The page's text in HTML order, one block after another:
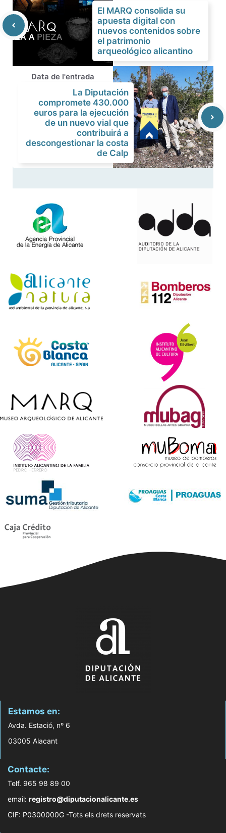
El MARQ consolida su
apuesta digital con
nuevos contenidos sobre
el patrimonio
arqueológico alicantino
Data de l'entrada
La Diputación
compromete 430.000
euros para la ejecución
de un nuevo vial que
contribuirá a
descongestionar la costa
de Calp
Estamos en:
Avda. Estació, nº 6
03005 Alacant
Contacte:
Telf. 965 98 89 00
email: registro@diputacionalicante.es
CIF: P0300000G -Tots els drets reservats